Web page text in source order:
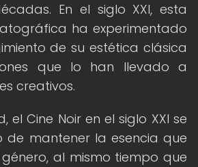
En el siglo XXI, esta
ha experimentado
de su estética clásica
que lo han llevado a
creativos.
el Cine Noir en el siglo XXI se
de mantener la esencia que
al mismo tiempo que